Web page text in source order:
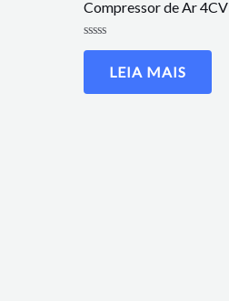
Compressor de Ar 4CV
Avaliação
LEIA MAIS